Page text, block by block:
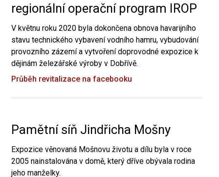
regionální operační program IROP
V květnu roku 2020 byla dokončena obnova havarijního
stavu technického vybavení vodního hamru, vybudování
provozního zázemí a vytvoření doprovodné expozice k
dějinám železářské výroby v Dobřívě.
Průběh revitalizace na facebooku
Pamětní síň Jindřicha Mošny
Expozice věnovaná Mošnovu životu a dílu byla v roce
2005 nainstalována v domě, který dříve obývala rodina
jeho manželky.